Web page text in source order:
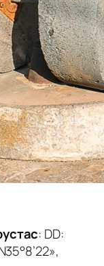
: DD: